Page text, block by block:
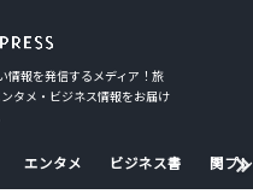
情報を発信するメディア！旅
タメ・ビジネス情報をお届け
エンタメ ビジネス書 関プ